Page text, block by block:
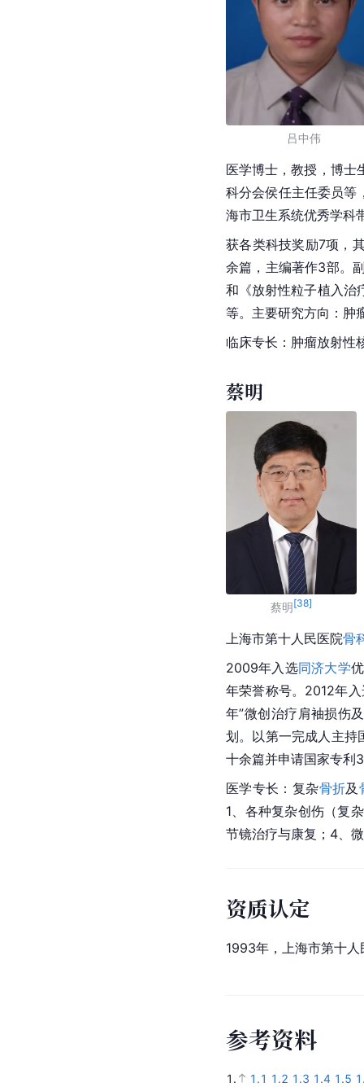
吕中伟
医学博士 ，教授，博
科分会侯任主任委员等
海市卫生系统优秀学科
获各类科技奖励7项，
余篇，主编著作3部。
和《放射性粒子植入治
等。主要研究方向：肿
临床专长：肿瘤放射性
蔡明
蔡明[38]
上海市第十人民医院骨
2009年入选同济大学
年荣誉称号。2012年
年”微创治疗肩袖损伤
划。以第一完成人主持
十余篇并申请国家专利
医学专长：复杂骨折及
1、各种复杂创伤（复
节镜治疗与康复；4、
资质认定
1993年，上海市第十人
参考资料
1. 1.1 1.2 1.3 1.4 1.5